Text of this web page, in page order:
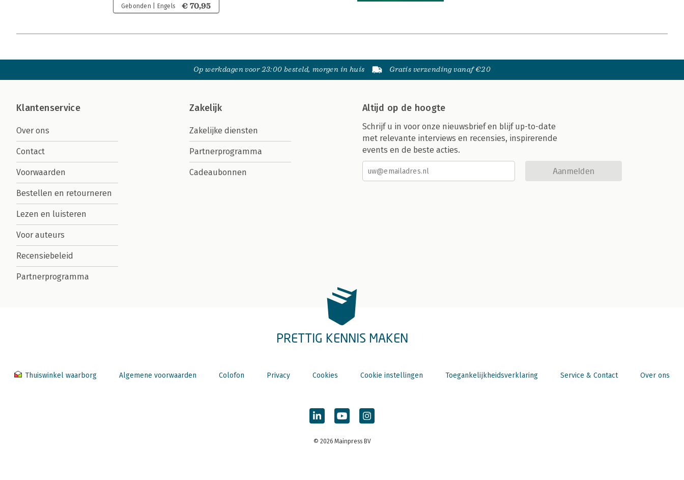
Gebonden | Engels € 70,95
Op werkdagen voor 23:00 besteld, morgen in huis Gratis verzending vanaf €20
Klantenservice
Over ons
Contact
Voorwaarden
Bestellen en retourneren
Lezen en luisteren
Voor auteurs
Recensiebeleid
Partnerprogramma
Zakelijk
Zakelijke diensten
Partnerprogramma
Cadeaubonnen
Altijd op de hoogte
Schrijf u in voor onze nieuwsbrief en blijf up-to-date
met relevante interviews en recensies, inspirerende
events en de beste acties.
Aanmelden
PRETTIG KENNIS MAKEN
Thuiswinkel waarborg Algemene voorwaarden Colofon Privacy Cookies Cookie instellingen Toegankelijkheidsverklaring Service & Contact Over ons
© 2026 Mainpress BV